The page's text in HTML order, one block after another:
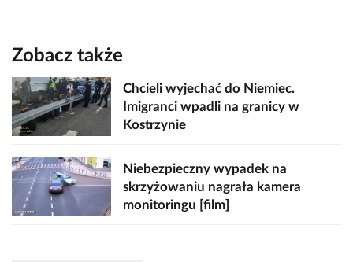
Zobacz także
Chcieli wyjechać do Niemiec.
Imigranci wpadli na granicy w
Kostrzynie
Niebezpieczny wypadek na
skrzyżowaniu nagrała kamera
monitoringu [film]